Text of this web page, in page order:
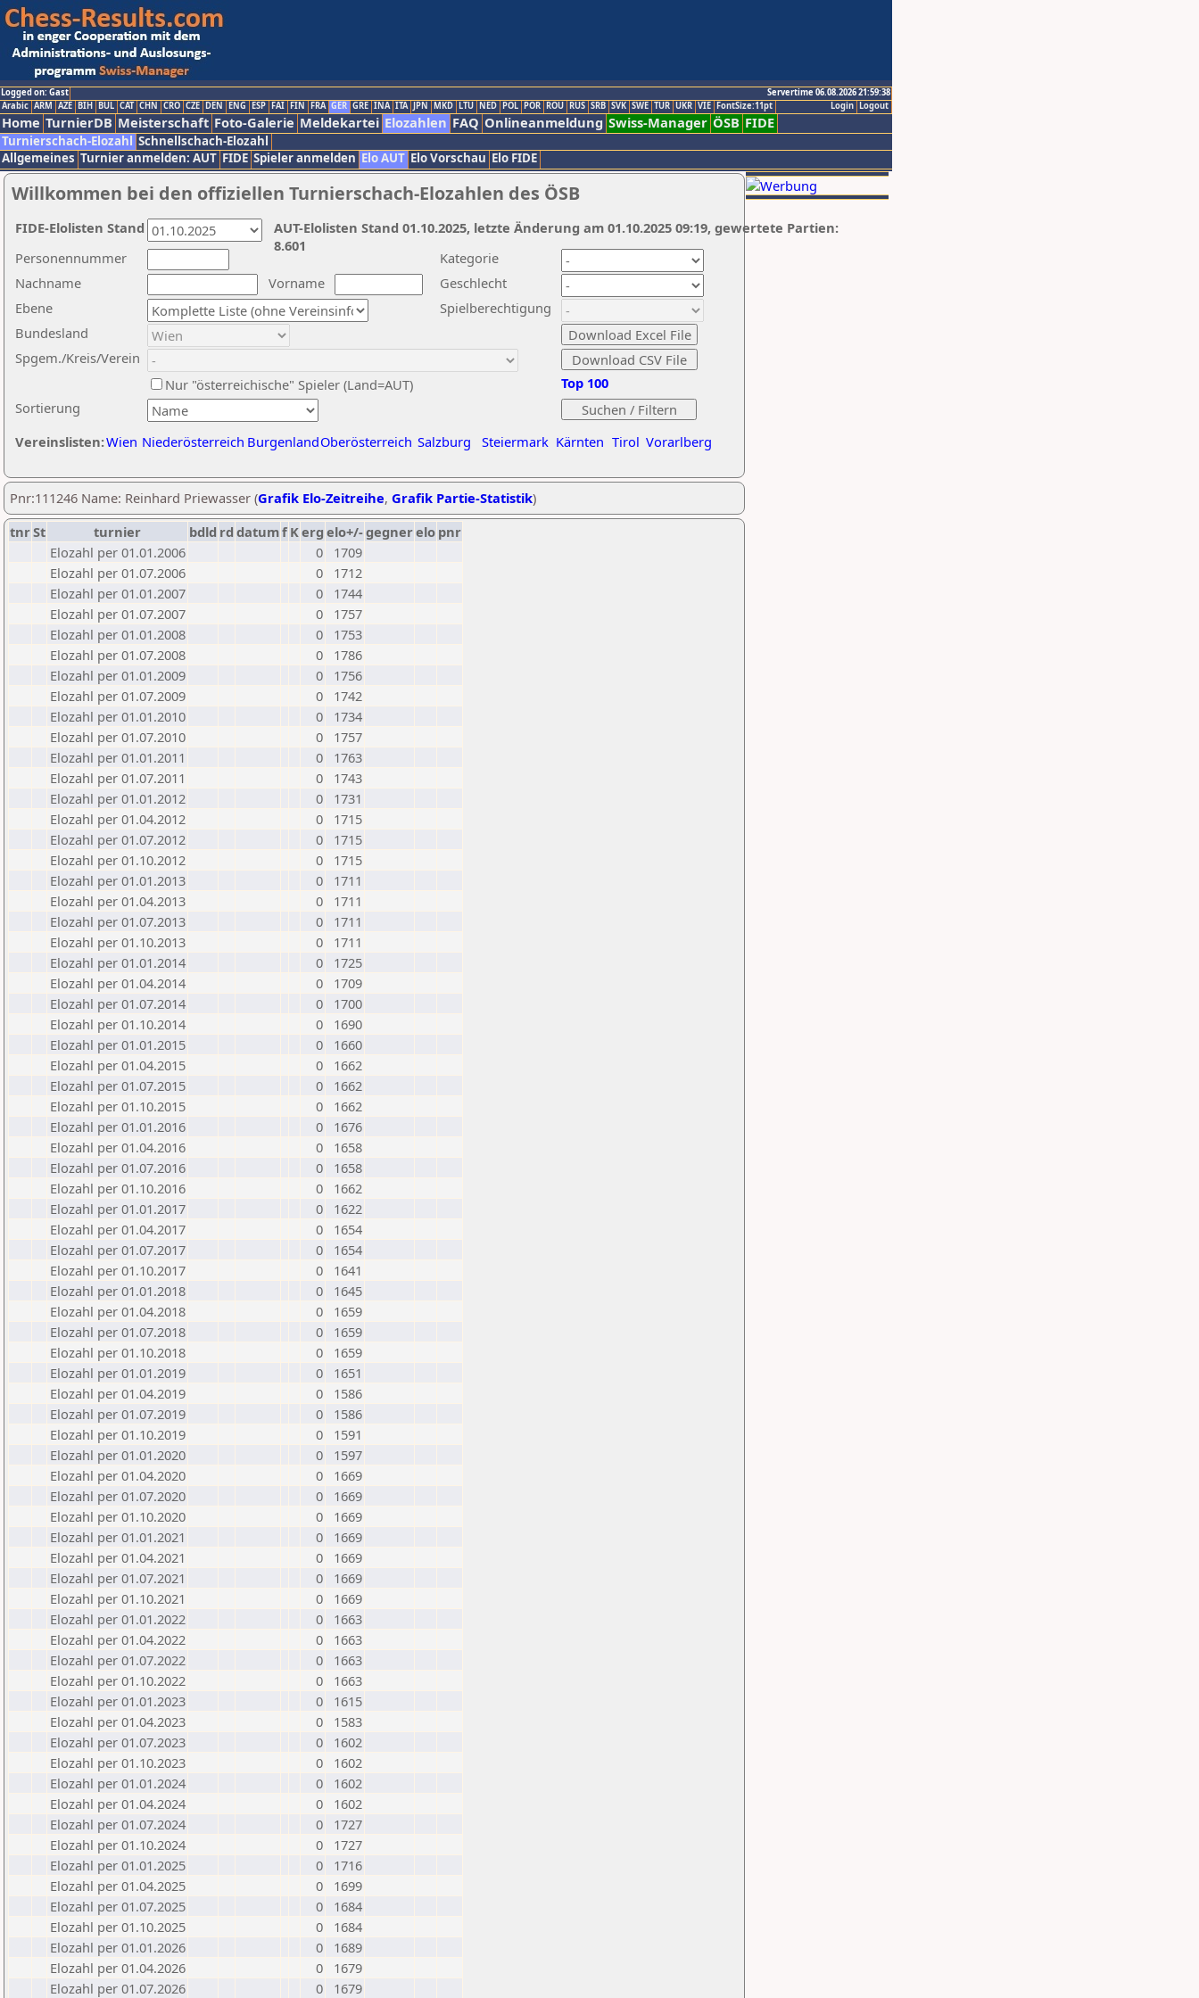
Logged on: Gast
Servertime 06.08.2026 21:59:38
Logout
Login
Arabic ARM AZE BIH BUL CAT CHN CRO CZE DEN ENG ESP FAI FIN FRA GER GRE INA ITA JPN MKD LTU NED POL POR ROU RUS SRB SVK SWE TUR UKR VIE FontSize:11pt
Home TurnierDB Meisterschaft Foto-Galerie Meldekartei Elozahlen FAQ Onlineanmeldung Swiss-Manager ÖSB FIDE
Turnierschach-Elozahl Schnellschach-Elozahl
Allgemeines Turnier anmelden: AUT FIDE Spieler anmelden Elo AUT Elo Vorschau Elo FIDE
Willkommen bei den offiziellen Turnierschach-Elozahlen des ÖSB
Nachname
Vorname
Ebene
Kategorie
Sortierung
Personennummer
Bundesland
Spgem./Kreis/Verein
Geschlecht
Nur "österreichische" Spieler (Land=AUT)
Spielberechtigung
Vereinslisten:Wien Niederösterreich BurgenlandOberösterreich Salzburg Steiermark Kärnten Tirol Vorarlberg
Top 100
AUT-Elolisten Stand 01.10.2025, letzte Änderung am 01.10.2025 09:19, gewertete Partien:
8.601
FIDE-Elolisten Stand
Pnr:111246 Name: Reinhard Priewasser (Grafik Elo-Zeitreihe, Grafik Partie-Statistik)
tnrSt turnier bdld rd datumf Kerg elo+/-gegnerelo pnr
Elozahl per 01.01.2006
0
1709
Elozahl per 01.07.2006
0
1712
Elozahl per 01.01.2007
0
1744
Elozahl per 01.07.2007
0
1757
Elozahl per 01.01.2008
0
1753
Elozahl per 01.07.2008
0
1786
Elozahl per 01.01.2009
0
1756
Elozahl per 01.07.2009
0
1742
Elozahl per 01.01.2010
0
1734
Elozahl per 01.07.2010
0
1757
Elozahl per 01.01.2011
0
1763
Elozahl per 01.07.2011
0
1743
Elozahl per 01.01.2012
0
1731
Elozahl per 01.04.2012
0
1715
Elozahl per 01.07.2012
0
1715
Elozahl per 01.10.2012
0
1715
Elozahl per 01.01.2013
0
1711
Elozahl per 01.04.2013
0
1711
Elozahl per 01.07.2013
0
1711
Elozahl per 01.10.2013
0
1711
Elozahl per 01.01.2014
0
1725
Elozahl per 01.04.2014
0
1709
Elozahl per 01.07.2014
0
1700
Elozahl per 01.10.2014
0
1690
Elozahl per 01.01.2015
0
1660
Elozahl per 01.04.2015
0
1662
Elozahl per 01.07.2015
0
1662
Elozahl per 01.10.2015
0
1662
Elozahl per 01.01.2016
0
1676
Elozahl per 01.04.2016
0
1658
Elozahl per 01.07.2016
0
1658
Elozahl per 01.10.2016
0
1662
Elozahl per 01.01.2017
0
1622
Elozahl per 01.04.2017
0
1654
Elozahl per 01.07.2017
0
1654
Elozahl per 01.10.2017
0
1641
Elozahl per 01.01.2018
0
1645
Elozahl per 01.04.2018
0
1659
Elozahl per 01.07.2018
0
1659
Elozahl per 01.10.2018
0
1659
Elozahl per 01.01.2019
0
1651
Elozahl per 01.04.2019
0
1586
Elozahl per 01.07.2019
0
1586
Elozahl per 01.10.2019
0
1591
Elozahl per 01.01.2020
0
1597
Elozahl per 01.04.2020
0
1669
Elozahl per 01.07.2020
0
1669
Elozahl per 01.10.2020
0
1669
Elozahl per 01.01.2021
0
1669
Elozahl per 01.04.2021
0
1669
Elozahl per 01.07.2021
0
1669
Elozahl per 01.10.2021
0
1669
Elozahl per 01.01.2022
0
1663
Elozahl per 01.04.2022
0
1663
Elozahl per 01.07.2022
0
1663
Elozahl per 01.10.2022
0
1663
Elozahl per 01.01.2023
0
1615
Elozahl per 01.04.2023
0
1583
Elozahl per 01.07.2023
0
1602
Elozahl per 01.10.2023
0
1602
Elozahl per 01.01.2024
0
1602
Elozahl per 01.04.2024
0
1602
Elozahl per 01.07.2024
0
1727
Elozahl per 01.10.2024
0
1727
Elozahl per 01.01.2025
0
1716
Elozahl per 01.04.2025
0
1699
Elozahl per 01.07.2025
0
1684
Elozahl per 01.10.2025
0
1684
Elozahl per 01.01.2026
0
1689
Elozahl per 01.04.2026
0
1679
Elozahl per 01.07.2026
0 1679